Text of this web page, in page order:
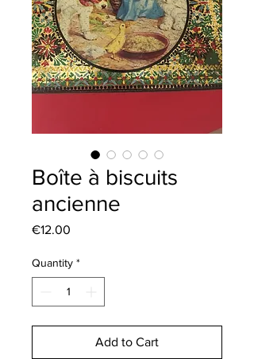
Boîte à biscuits
ancienne
€12.00
Quantity *
Add to Cart